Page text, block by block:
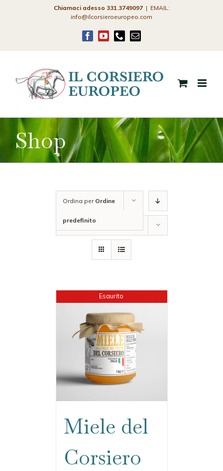
Chiamaci adesso 331.3749097 | EMAIL:
info@ilcorsieroeuropeo.com
Facebook
YouTube
PhoneEmail
Shop
Ordina per Ordine
predefinito
Mostra
Esaurito
Miele del
Corsiero